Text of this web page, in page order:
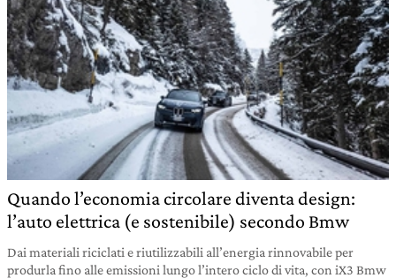
Quando l’economia circolare diventa design:
l’auto elettrica (e sostenibile) secondo Bmw
Dai materiali riciclati e riutilizzabili all’energia rinnovabile per
produrla fino alle emissioni lungo l’intero ciclo di vita, con iX3 Bmw